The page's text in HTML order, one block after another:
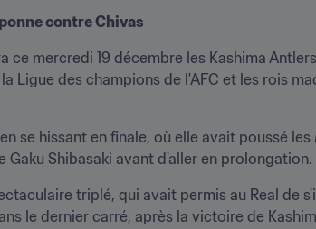
contre Chivas
mercredi 19 décembre les Kashima
Ligue des champions de l'AFC et les rois
se hissant en finale, où elle avait poussé les
Gaku Shibasaki avant d'aller en prolongation.
triplé, qui avait permis au Real de
le dernier carré, après la victoire de